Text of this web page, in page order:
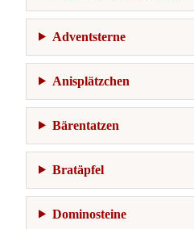
Adventsterne
Anisplätzchen
Bärentatzen
Bratäpfel
Dominosteine